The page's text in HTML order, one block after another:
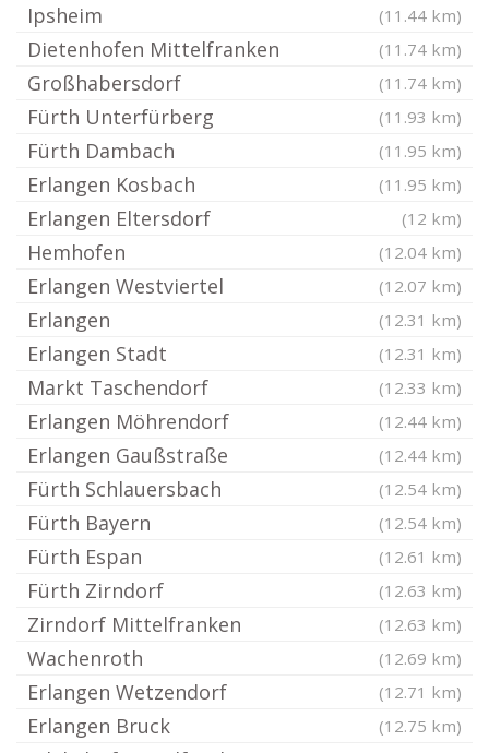
Ipsheim (11.44 km)
Dietenhofen Mittelfranken (11.74 km)
Großhabersdorf (11.74 km)
Fürth Unterfürberg (11.93 km)
Fürth Dambach (11.95 km)
Erlangen Kosbach (11.95 km)
Erlangen Eltersdorf (12 km)
Hemhofen (12.04 km)
Erlangen Westviertel (12.07 km)
Erlangen (12.31 km)
Erlangen Stadt (12.31 km)
Markt Taschendorf (12.33 km)
Erlangen Möhrendorf (12.44 km)
Erlangen Gaußstraße (12.44 km)
Fürth Schlauersbach (12.54 km)
Fürth Bayern (12.54 km)
Fürth Espan (12.61 km)
Fürth Zirndorf (12.63 km)
Zirndorf Mittelfranken (12.63 km)
Wachenroth (12.69 km)
Erlangen Wetzendorf (12.71 km)
Erlangen Bruck (12.75 km)